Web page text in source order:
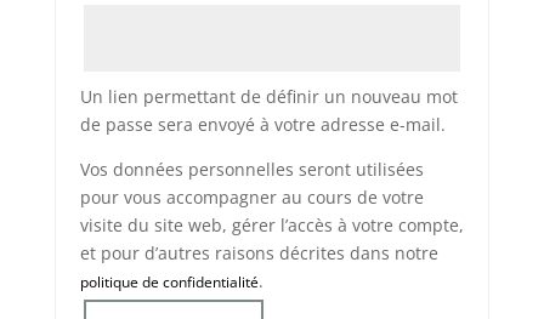
Un lien permettant de définir un nouveau mot
de passe sera envoyé à votre adresse e-mail.
Vos données personnelles seront utilisées
pour vous accompagner au cours de votre
visite du site web, gérer l’accès à votre compte,
et pour d’autres raisons décrites dans notre
politique de confidentialité.